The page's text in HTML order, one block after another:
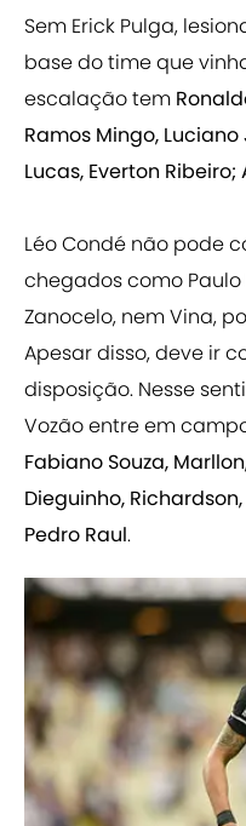
Sem Erick Pulga,
base do time que
escalação tem
Ramos Mingo,
Lucas, Everton
Léo Condé não pode
chegados como Paulo
Zanocelo, nem Vina,
Apesar disso, deve ir
disposição. Nesse
Vozão entre em
Fabiano Souza,
Dieguinho,
Pedro Raul.